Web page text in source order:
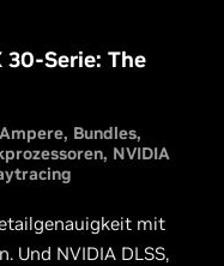
30-Serie: The
Ampere Bundles
NVIDIA
mit
Und NVIDIA DLSS,